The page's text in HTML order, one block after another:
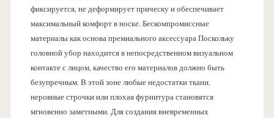
фиксируется, не деформирует прическу и обеспечивает
максимальный комфорт в носке. Бескомпромиссные
материалы как основа премиального аксессуара Поскольку
головной убор находится в непосредственном визуальном
контакте с лицом, качество его материалов должно быть
безупречным. В этой зоне любые недостатки ткани,
неровные строчки или плохая фурнитура становятся
мгновенно заметными. Для создания вневременных